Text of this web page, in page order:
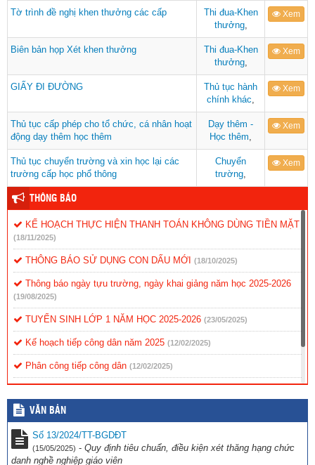
Tờ trình đề nghị khen thưởng các cấp
Thi đua-Khen
thưởng,
Xem
Biên bản họp Xét khen thưởng
Thi đua-Khen
thưởng,
Xem
GIẤY ĐI ĐƯỜNG
Thủ tục hành
chính khác,
Xem
Thủ tục cấp phép cho tổ chức, cá nhân hoạt
động dạy thêm học thêm
Dạy thêm -
Học thêm,
Xem
Thủ tục chuyển trường và xin học lại các
trường cấp học phổ thông
Chuyển
trường,
Xem
THÔNG BÁO
KẾ HOẠCH THỰC HIỆN THANH TOÁN KHÔNG DÙNG TIỀN MẶT
(18/11/2025)
THÔNG BÁO SỬ DỤNG CON DẤU MỚI (18/10/2025)
Thông báo ngày tựu trường, ngày khai giảng năm học 2025-2026
(19/08/2025)
TUYỂN SINH LỚP 1 NĂM HỌC 2025-2026 (23/05/2025)
Kế hoạch tiếp công dân năm 2025 (12/02/2025)
Phân công tiếp công dân (12/02/2025)
Quy chế tiếp công dân
VĂN BẢN
Số 13/2024/TT-BGDĐT
(15/05/2025) - Quy định tiêu chuẩn, điều kiện xét thăng hạng chức
danh nghề nghiệp giáo viên